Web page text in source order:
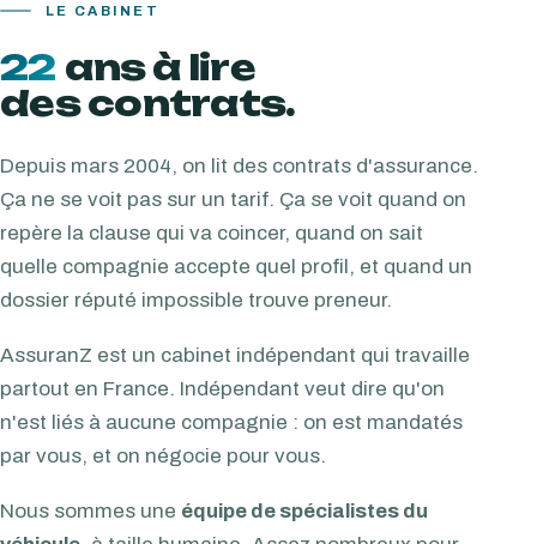
LE CABINET
22 ans à lire
des contrats.
Depuis mars 2004, on lit des contrats d'assurance.
Ça ne se voit pas sur un tarif. Ça se voit quand on
repère la clause qui va coincer, quand on sait
quelle compagnie accepte quel profil, et quand un
dossier réputé impossible trouve preneur.
AssuranZ est un cabinet indépendant qui travaille
partout en France. Indépendant veut dire qu'on
n'est liés à aucune compagnie : on est mandatés
par vous, et on négocie pour vous.
Nous sommes une équipe de spécialistes du